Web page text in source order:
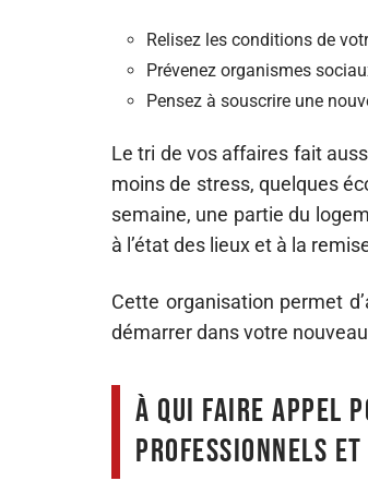
Relisez les conditions de
Prévenez organismes
Pensez à souscrire une
Le tri de vos affaires fait
moins de stress, quelques
semaine, une partie du
à l’état des lieux et à la
Cette organisation permet
démarrer dans votre
À qui faire appel
professionnels